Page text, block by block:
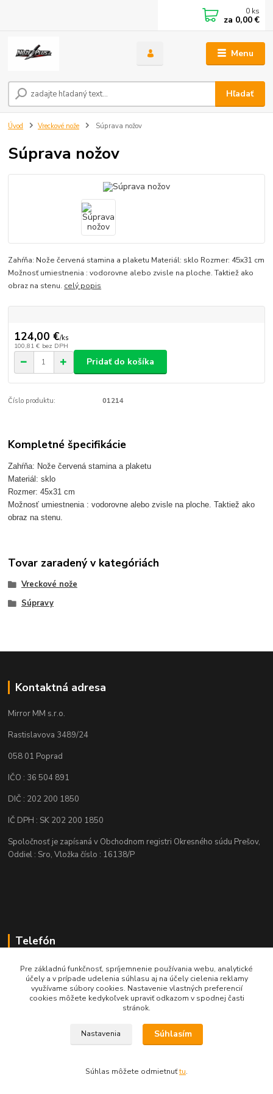
Menu
Hľadať
0 ks
za 0,00 €
Úvod Vreckové nože Súprava nožov
Súprava nožov
Zahŕňa: Nože červená stamina a plaketu Materiál: sklo Rozmer: 45x31 cm
Možnosť umiestnenia : vodorovne alebo zvisle na ploche. Taktiež ako
obraz na stenu. celý popis
124,00 €/ks
100,81 € bez DPH
Pridať do košíka
Číslo produktu: 01214
Kompletné špecifikácie
Zahŕňa: Nože červená stamina a plaketu
Materiál: sklo
Rozmer: 45x31 cm
Možnosť umiestnenia : vodorovne alebo zvisle na ploche. Taktiež ako
obraz na stenu.
Tovar zaradený v kategóriách
Vreckové nože
Súpravy
Kontaktná adresa
Mirror MM s.r.o.
Rastislavova 3489/24
058 01 Poprad
IČO : 36 504 891
DIČ : 202 200 1850
IČ DPH : SK 202 200 1850
Spoločnosť je zapísaná v Obchodnom registri Okresného súdu Prešov,
Oddiel : Sro, Vložka číslo : 16138/P
Telefón
+421 905 622 625
obchod@nozeplus.sk
Pre základnú funkčnosť, spríjemnenie používania webu, analytické
účely a v prípade udelenia súhlasu aj na účely cielenia reklamy
využívame súbory cookies. Nastavenie vlastných preferencií
cookies môžete kedykoľvek upraviť odkazom v spodnej časti
stránok.
Nastavenia Súhlasím
Súhlas môžete odmietnuťtu.